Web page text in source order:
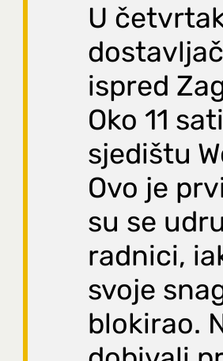
U
ispred
Oko 11
sjedištu
Ovo je
su se
radnici,
svoje
blokirao.